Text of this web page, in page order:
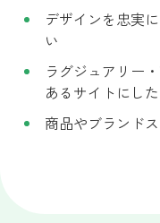
デザインを忠実
い
ラグジュアリー
あるサイトにし
商品やブランド